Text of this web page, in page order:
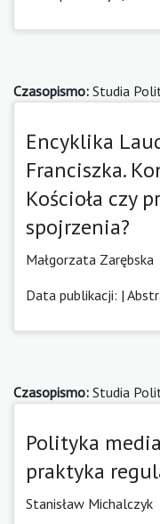
Czasopismo: Studia
Encyklika
Franciszka.
Kościoła czy
spojrzenia?
Małgorzata Zarębska
Data publikacji: |
Czasopismo: Studia
Polityka
praktyka
Stanisław Michalczyk